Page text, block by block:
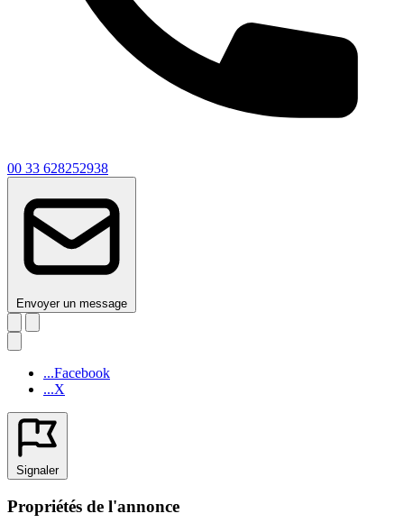
00 33 628252938
Envoyer un message
...Facebook
...X
Signaler
Propriétés de l'annonce